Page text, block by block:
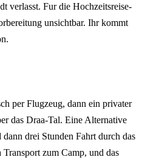
verlasst. Fur die Hochzeitsreise-
unsichtbar. Ihr kommt
per Flugzeug, dann ein privater
das Draa-Tal. Eine Alternative
drei Stunden Fahrt durch das
zum Camp, und das